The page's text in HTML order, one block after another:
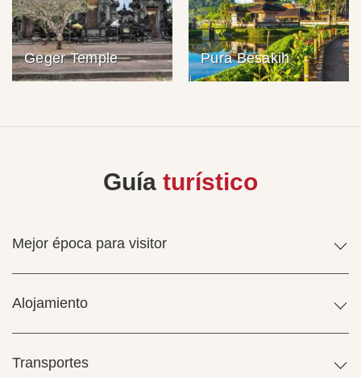
Geger Temple Pura Besakih
Guía turístico
Mejor época para visitor
Alojamiento
Transportes